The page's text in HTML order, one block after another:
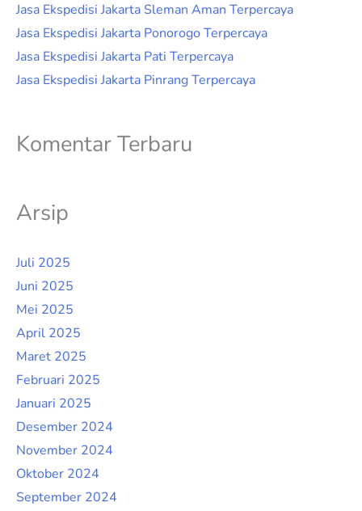
Jasa Ekspedisi Jakarta Sleman Aman Terpercaya
Jasa Ekspedisi Jakarta Ponorogo Terpercaya
Jasa Ekspedisi Jakarta Pati Terpercaya
Jasa Ekspedisi Jakarta Pinrang Terpercaya
Komentar Terbaru
Arsip
Juli 2025
Juni 2025
Mei 2025
April 2025
Maret 2025
Februari 2025
Januari 2025
Desember 2024
November 2024
Oktober 2024
September 2024